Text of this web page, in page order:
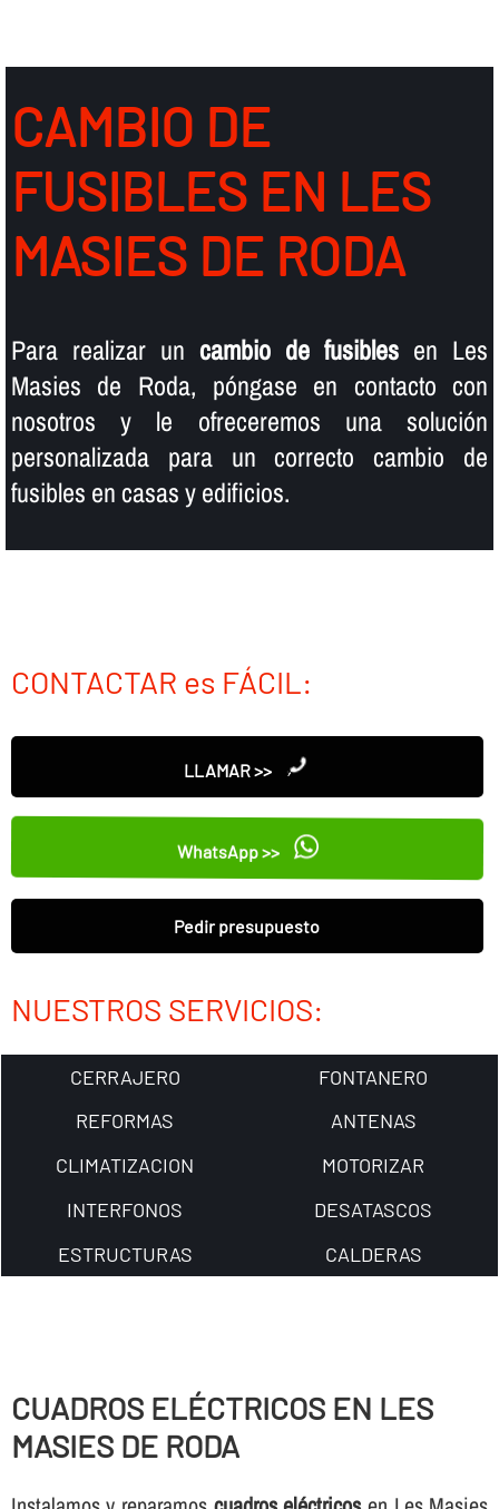
CAMBIO DE
FUSIBLES EN LES
MASIES DE RODA
Para realizar un cambio de fusibles en Les
Masies de Roda, póngase en contacto con
nosotros y le ofreceremos una solución
personalizada para un correcto cambio de
fusibles en casas y edificios.
CONTACTAR es FÁCIL:
LLAMAR >>
WhatsApp >>
Pedir presupuesto
NUESTROS SERVICIOS:
CERRAJERO
FONTANERO
REFORMAS
ANTENAS
CLIMATIZACION
MOTORIZAR
INTERFONOS
DESATASCOS
ESTRUCTURAS
CALDERAS
CUADROS ELÉCTRICOS EN LES
MASIES DE RODA